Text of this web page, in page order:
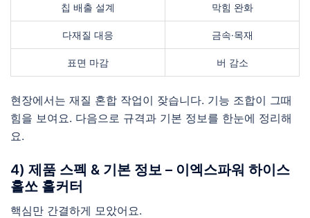
칩 배출 설계 막힘 완화
다재질 대응 금속·목재
표면 마감 버 감소
현장에서는 재질 혼합 작업이 잦습니다. 기능 조합이 그때
힘을 보여요. 다음으로 규격과 기본 정보를 한눈에 정리해
요.
4) 제품 스펙 & 기본 정보 – 이엑스파워 하이스
홀쏘 홀커터
핵심만 간결하게 모았어요.